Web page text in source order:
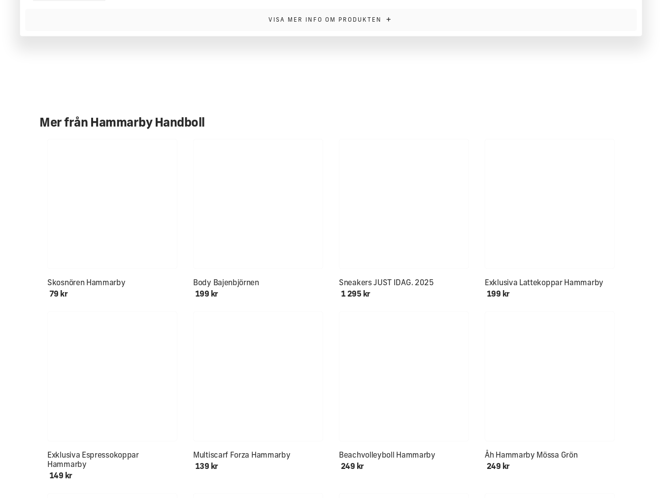
VISA MER INFO OM PRODUKTEN +
Mer från Hammarby Handboll
Skosnören Hammarby
79 kr
Body Bajenbjörnen
199 kr
Sneakers JUST IDAG. 2025
1 295 kr
Exklusiva Lattekoppar Hammarby
199 kr
Exklusiva Espressokoppar
Hammarby
149 kr
Multiscarf Forza Hammarby
139 kr
Beachvolleyboll Hammarby
249 kr
Åh Hammarby Mössa Grön
249 kr